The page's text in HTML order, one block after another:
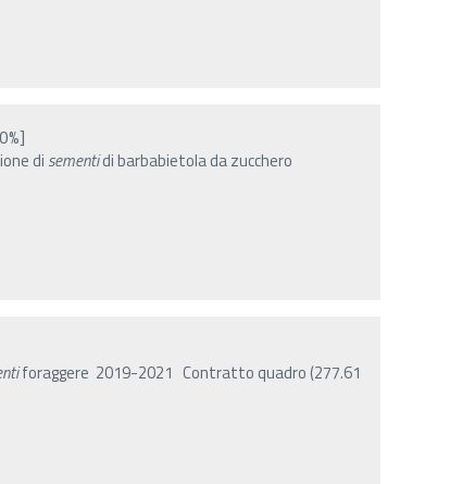
di sementidi barbabietola da zucchero
foraggere 2019-2021 Contratto quadro (277.61